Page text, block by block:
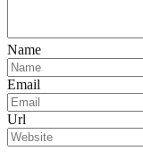
Name
Email
Url